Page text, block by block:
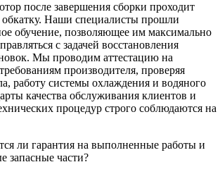
после завершения сборки проходит
обкатку. Наши специалисты прошли
обучение, позволяющее им максимально
с задачей восстановления
Мы проводим аттестацию на
производителя, проверяя
работу системы охлаждения и водяного
качества обслуживания клиентов и
процедур строго соблюдаются на
ли гарантия на выполненные работы и
запасные части?